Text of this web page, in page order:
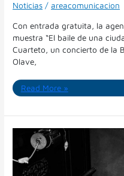
Noticias / areacomunicacion
Con entrada gratuita, la
muestra “El baile de una
Cuarteto, un concierto de la
Olave,
Read More »
día
histórico:
el